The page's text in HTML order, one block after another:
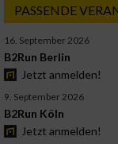
PASSENDE
16. September 2026
B2Run Berlin
Jetzt anmelden!
9. September 2026
B2Run Köln
Jetzt anmelden!